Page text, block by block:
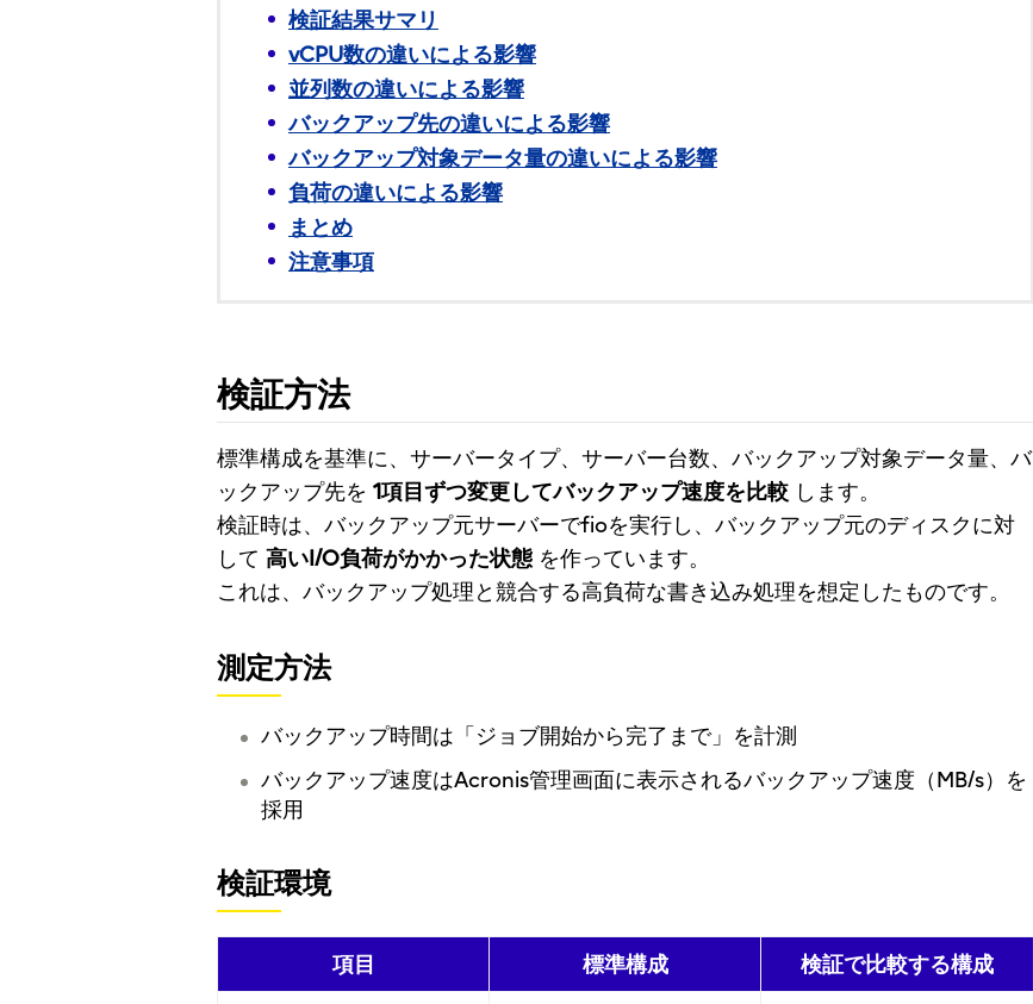
検証結果サマリ
vCPU数の違いによる影響
並列数の違いによる影響
バックアップ先の違いによる影響
バックアップ対象データ量の違いによる影響
負荷の違いによる影響
まとめ
注意事項
検証方法
標準構成を基準に、サーバータイプ、サーバー台数、バックアップ対象データ量、バ
ックアップ先を 1項目ずつ変更してバックアップ速度を比較 します。
検証時は、バックアップ元サーバーでfioを実行し、バックアップ元のディスクに対
して 高いI/O負荷がかかった状態 を作っています。
これは、バックアップ処理と競合する高負荷な書き込み処理を想定したものです。
測定方法
バックアップ時間は「ジョブ開始から完了まで」を計測
バックアップ速度はAcronis管理画面に表示されるバックアップ速度（MB/s）を
採用
検証環境
項目 標準構成 検証で比較する構成